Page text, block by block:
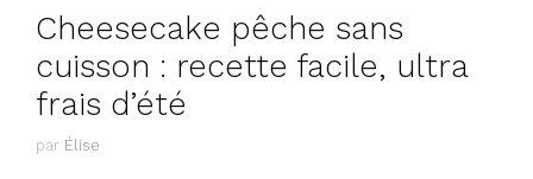
Cheesecake pêche sans
cuisson : recette facile, ultra
frais d’été
par Élise